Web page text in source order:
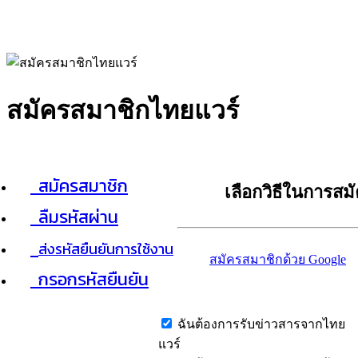
สมัครสมาชิกไทยแวร์
สมัครสมาชิก
ลืมรหัสผ่าน
ส่งรหัสยืนยันการใช้งาน
กรอกรหัสยืนยัน
เลือกวิธีในการส
สมัครสมาชิกด้วย Google
ฉันต้องการรับข่าวสารจากไทย
แวร์